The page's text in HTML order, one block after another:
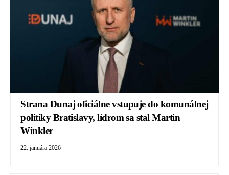
Strana Dunaj oficiálne vstupuje do komunálnej
politiky Bratislavy, lídrom sa stal Martin
Winkler
22. januára 2026